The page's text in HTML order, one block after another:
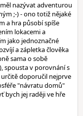
nazývat adventurou
;-) - ono totiž nějaké
a hra působí spíše
lokacemi a
jako jednoznačné
a zápletka člověka
sama o sobě
spousta v porovnání s
doporučil nejprve
"návratu domů"
bych jej raději ve hře